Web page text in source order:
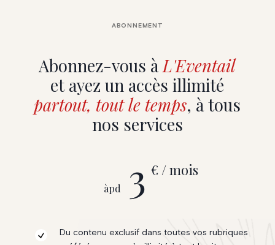
Abonnez-vous àL'Eventail
et ayez un accès illimité
partout, tout le temps, à tous
nos services
ABONNEMENT
àpd 3 € / mois
Du contenu exclusif dans toutes vos rubriques